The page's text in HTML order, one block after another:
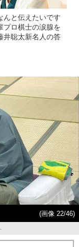
んと伝えたいです
プロ棋士の涙腺を
井聡太新名人の答
(画像 22/46)